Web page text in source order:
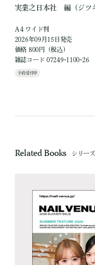
実業之日本社 編（ジツ
A４ワイド判
2026年09月15日発売
価格 800円（税込）
雑誌コード 07249-1100-26
予約受付中
Related Books シリー